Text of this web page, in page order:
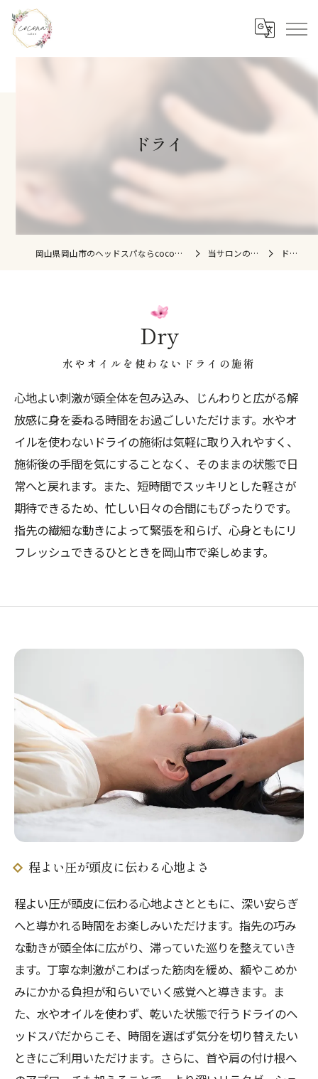
ドライ
岡山県岡山市のヘッドスパならcocona salon 当サロンの特徴 ドライ
水やオイルを使わないドライの施術
Dry
心地よい刺激が頭全体を包み込み、じんわりと広がる解
放感に身を委ねる時間をお過ごしいただけます。水やオ
イルを使わないドライの施術は気軽に取り入れやすく、
施術後の手間を気にすることなく、そのままの状態で日
常へと戻れます。また、短時間でスッキリとした軽さが
期待できるため、忙しい日々の合間にもぴったりです。
指先の繊細な動きによって緊張を和らげ、心身ともにリ
フレッシュできるひとときを岡山市で楽しめます。
程よい圧が頭皮に伝わる心地よさ
程よい圧が頭皮に伝わる心地よさとともに、深い安らぎ
へと導かれる時間をお楽しみいただけます。指先の巧み
な動きが頭全体に広がり、滞っていた巡りを整えていき
ます。丁寧な刺激がこわばった筋肉を緩め、額やこめか
みにかかる負担が和らいでいく感覚へと導きます。ま
た、水やオイルを使わず、乾いた状態で行うドライのヘ
ッドスパだからこそ、時間を選ばず気分を切り替えたい
ときにご利用いただけます。さらに、首や肩の付け根へ